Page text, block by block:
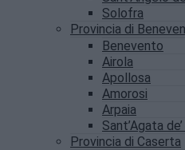
Solofra
Provincia di
Benevento
Airola
Apollosa
Amorosi
Arpaia
Sant’Agata
Provincia di Caserta